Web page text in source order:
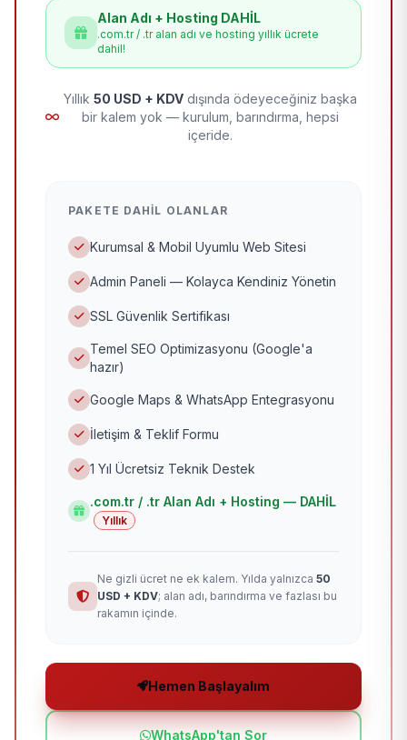
Alan Adı + Hosting DAHİL
.com.tr / .tr alan adı ve hosting yıllık ücrete
dahil!
Yıllık 50 USD + KDV dışında ödeyeceğiniz başka
bir kalem yok — kurulum, barındırma, hepsi
içeride.
PAKETE DAHIL OLANLAR
Kurumsal & Mobil Uyumlu Web Sitesi
Admin Paneli — Kolayca Kendiniz Yönetin
SSL Güvenlik Sertifikası
Temel SEO Optimizasyonu (Google'a
hazır)
Google Maps & WhatsApp Entegrasyonu
İletişim & Teklif Formu
1 Yıl Ücretsiz Teknik Destek
.com.tr / .tr Alan Adı + Hosting — DAHİL
Yıllık
Ne gizli ücret ne ek kalem. Yılda yalnızca 50
USD + KDV; alan adı, barındırma ve fazlası bu
rakamın içinde.
Hemen Başlayalım
WhatsApp'tan Sor